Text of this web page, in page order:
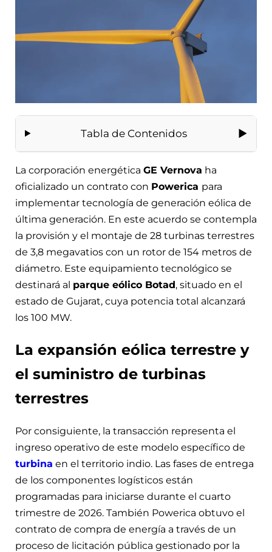
Tabla de Contenidos
La corporación energética GE Vernova ha
oficializado un contrato con Powerica para
implementar tecnología de generación eólica de
última generación. En este acuerdo se contempla
la provisión y el montaje de 28 turbinas terrestres
de 3,8 megavatios con un rotor de 154 metros de
diámetro. Este equipamiento tecnológico se
destinará al parque eólico Botad, situado en el
estado de Gujarat, cuya potencia total alcanzará
los 100 MW.
La expansión eólica terrestre y
el suministro de turbinas
terrestres
Por consiguiente, la transacción representa el
ingreso operativo de este modelo específico de
turbina en el territorio indio. Las fases de entrega
de los componentes logísticos están
programadas para iniciarse durante el cuarto
trimestre de 2026. También Powerica obtuvo el
contrato de compra de energía a través de un
proceso de licitación pública gestionado por la